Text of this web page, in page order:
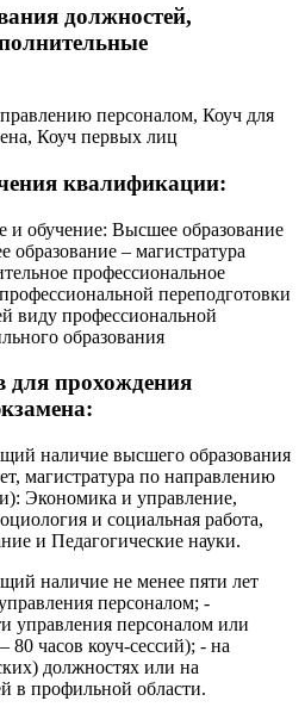
должностей,
персоналом, Коуч для
Коуч первых лиц
квалификации:
и обучение: Высшее образование
– магистратура
профессиональное
переподготовки
виду профессиональной
образования
для прохождения
наличие высшего образования
магистратура по направлению
Экономика и управление,
и социальная работа,
и Педагогические науки.
наличие не менее пяти лет
персоналом; -
управления персоналом или
80 часов коуч-сессий); - на
должностях или на
в профильной области.